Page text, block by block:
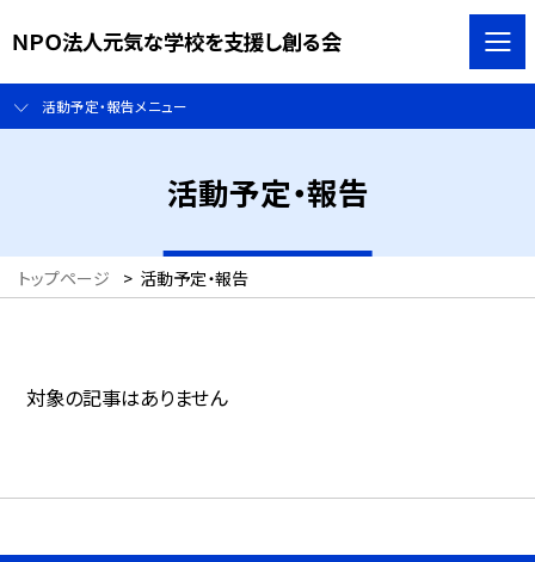
ＮＰＯ法人元気な学校を支援し創る会
活動予定・報告メニュー
活動予定・報告
トップページ > 活動予定・報告
対象の記事はありません